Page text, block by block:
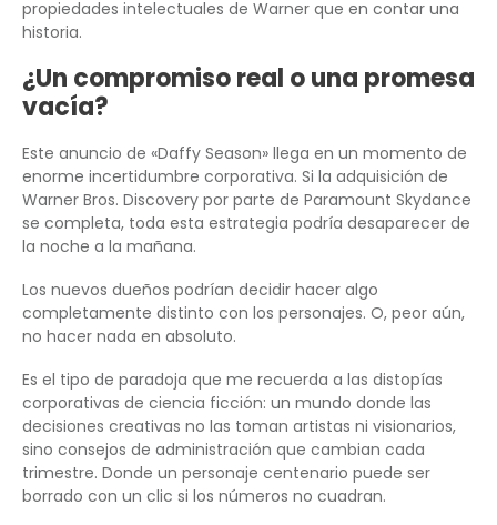
propiedades intelectuales de Warner que en contar una
historia.
¿Un compromiso real o una promesa
vacía?
Este anuncio de «Daffy Season» llega en un momento de
enorme incertidumbre corporativa. Si la adquisición de
Warner Bros. Discovery por parte de Paramount Skydance
se completa, toda esta estrategia podría desaparecer de
la noche a la mañana.
Los nuevos dueños podrían decidir hacer algo
completamente distinto con los personajes. O, peor aún,
no hacer nada en absoluto.
Es el tipo de paradoja que me recuerda a las distopías
corporativas de ciencia ficción: un mundo donde las
decisiones creativas no las toman artistas ni visionarios,
sino consejos de administración que cambian cada
trimestre. Donde un personaje centenario puede ser
borrado con un clic si los números no cuadran.